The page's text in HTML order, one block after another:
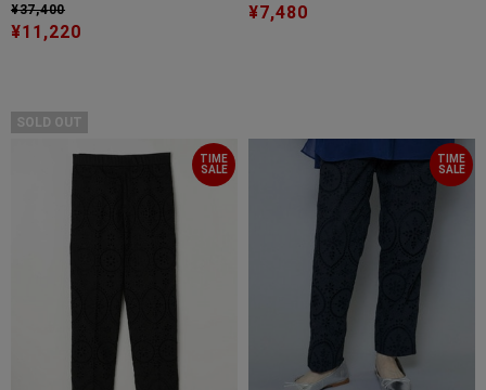
¥37,400
¥11,220
¥7,480
SOLD OUT
TIME
SALE
TIME
SALE